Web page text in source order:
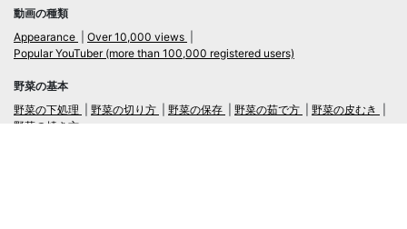
動画の種類
Appearance
Over 10,000 views
Popular YouTuber (more than 100,000 registered users)
野菜の基本
野菜の下処理
野菜の切り方 野菜の保存 野菜の茹で方
野菜の皮むき
野菜の焼き方